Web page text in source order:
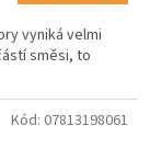
vyniká velmi
směsi, to
Kód: 07813198061